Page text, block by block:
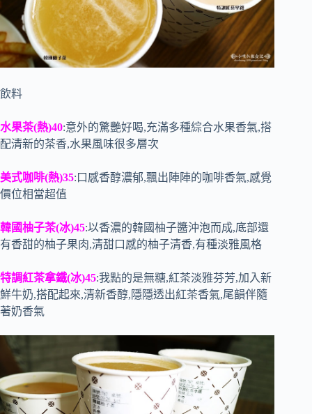
飲料
水果茶(熱)40:意外的驚艷好喝,充滿多種綜合水果香氣,搭
配清新的茶香,水果風味很多層次
美式咖啡(熱)35:口感香醇濃郁,飄出陣陣的咖啡香氣,感覺
價位相當超值
韓國柚子茶(冰)45:以香濃的韓國柚子醬沖泡而成,底部還
有香甜的柚子果肉,清甜口感的柚子清香,有種淡雅風格
特調紅茶拿鐵(冰)45:我點的是無糖,紅茶淡雅芬芳,加入新
鮮牛奶,搭配起來,清新香醇,隱隱透出紅茶香氣,尾韻伴隨
著奶香氣